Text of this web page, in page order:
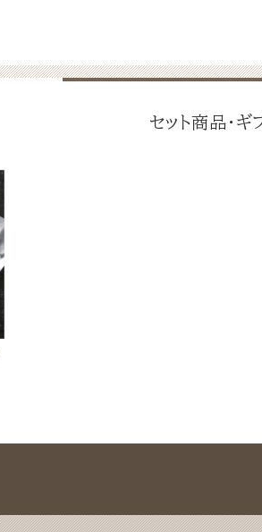
セット商品・ギ